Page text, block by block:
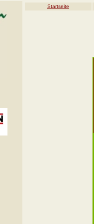
Startseite